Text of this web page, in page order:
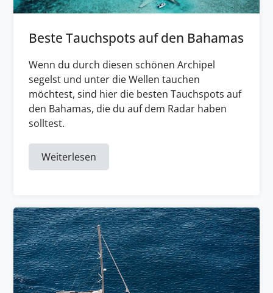
Beste Tauchspots auf den Bahamas
Wenn du durch diesen schönen Archipel
segelst und unter die Wellen tauchen
möchtest, sind hier die besten Tauchspots auf
den Bahamas, die du auf dem Radar haben
solltest.
Weiterlesen